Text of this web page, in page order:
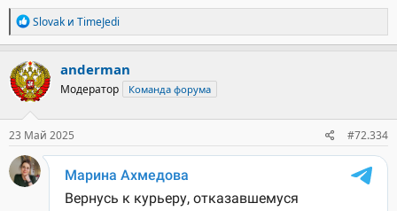
Р
е
а
к
ц
и
и
:
Slovak и TimeJedi
anderman
Модератор Команда форума
23 Май 2025 #72.334